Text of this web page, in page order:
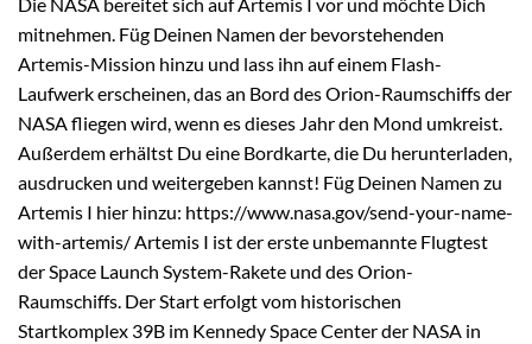
mitnehmen. Füg Deinen Namen der bevorstehenden
Artemis-Mission hinzu und lass ihn auf einem Flash-
Laufwerk erscheinen, das an Bord des Orion-Raumschiffs der
NASA fliegen wird, wenn es dieses Jahr den Mond umkreist.
Außerdem erhältst Du eine Bordkarte, die Du herunterladen,
ausdrucken und weitergeben kannst! Füg Deinen Namen zu
Artemis I hier hinzu: https://www.nasa.gov/send-your-name-
with-artemis/ Artemis I ist der erste unbemannte Flugtest
der Space Launch System-Rakete und des Orion-
Raumschiffs. Der Start erfolgt vom historischen
Startkomplex 39B im Kennedy Space Center der NASA in